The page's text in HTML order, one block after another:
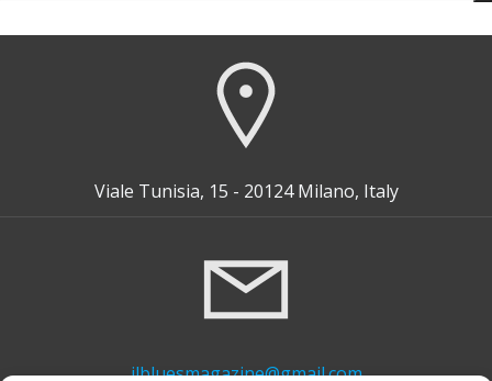
Viale Tunisia, 15 - 20124 Milano, Italy
ilbluesmagazine@gmail.com